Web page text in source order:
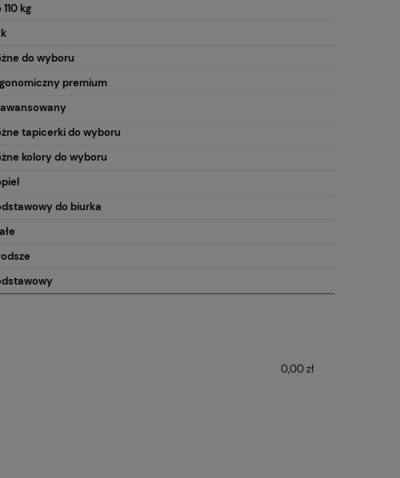
kg
do wyboru
premium
tapicerki do wyboru
kolory do wyboru
do biurka
0,00 zł